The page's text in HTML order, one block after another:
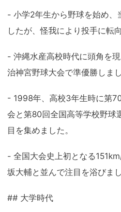
- 小学2年生から野球を始め、
したが、怪我により投手に転
- 沖縄水産高校時代に頭角を
治神宮野球大会で準優勝しまし
- 1998年、高校3年生時に第
会と第80回全国高等学校野球
目を集めました。
- 全国大会史上初となる
坂大輔と並んで注目を浴びまし
## 大学時代